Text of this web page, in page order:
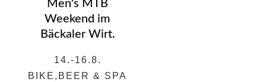
14.-16.8.
BIKE,BEER & SPA